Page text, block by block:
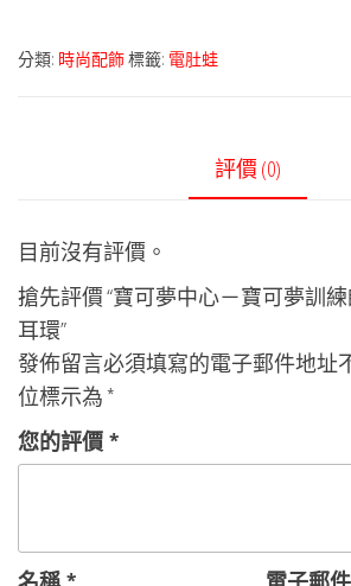
分類: 時尚配飾標籤: 電肚蛙
評價 (0)
目前沒有評價。
搶先評價 “寶可夢中心－寶可夢訓
耳環”
發佈留言必須填寫的電子郵件地址
位標示為 *
您的評價 *